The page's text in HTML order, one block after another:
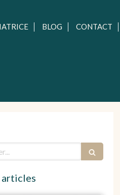
BLOG CONTACT